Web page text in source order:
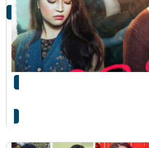
छायाङ्कनमा निस्कन लागेको चलचित्र
सार्वजनिक